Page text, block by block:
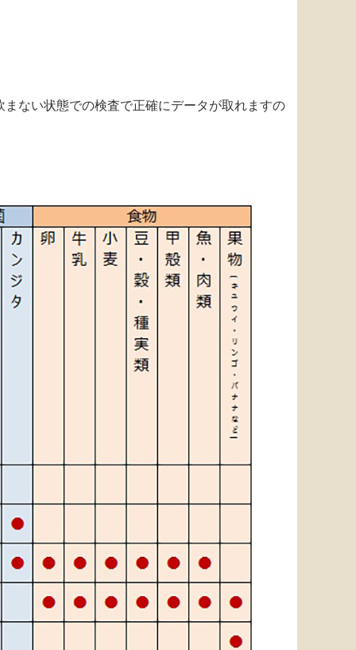
ない状態での検査で正確にデータが取れますの